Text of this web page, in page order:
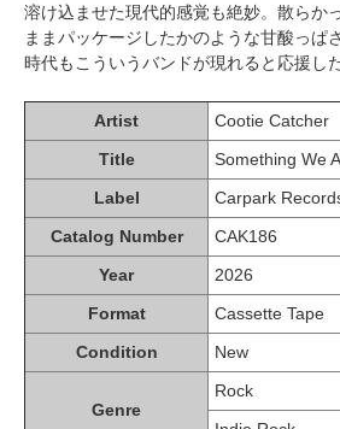
溶け込ませた現代的感覚も絶妙。散らか
ままパッケージしたかのような甘酸っぱ
時代もこういうバンドが現れると応援し
Artist
Cootie Catcher
Title
Something We
Label
Carpark
Catalog Number
CAK186
Year
2026
Format
Cassette Tape
Condition
New
Genre
Rock